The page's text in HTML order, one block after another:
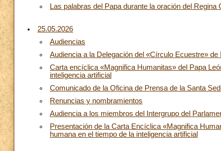
Las palabras del Papa durante la oración del Regina
25.05.2026
Audiencias
Audiencia a la Delegación del «Círculo Ecuestre» de
Carta encíclica «Magnifica Humanitas» del Papa
inteligencia artificial
Comunicado de la Oficina de Prensa de la Santa
Renuncias y nombramientos
Audiencia a los miembros del Intergrupo del
Presentación de la Carta Encíclica «Magnifica
humana en el tiempo de la inteligencia artificial